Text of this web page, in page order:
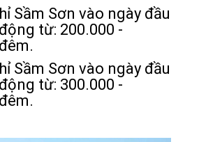
Sầm Sơn vào ngày đầu
từ: 200.000 -
Sầm Sơn vào ngày đầu
từ: 300.000 -